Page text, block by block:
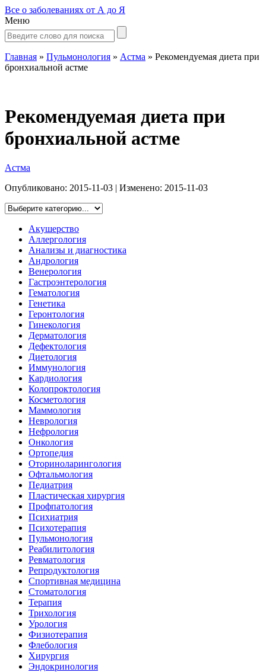
Все о заболеваниях от А до Я
Меню
Главная » Пульмонология » Астма » Рекомендуемая диета при
бронхиальной астме
Рекомендуемая диета при
бронхиальной астме
Астма
Опубликовано: 2015-11-03 | Изменено: 2015-11-03
Акушерство
Аллергология
Анализы и диагностика
Андрология
Венерология
Гастроэнтерология
Гематология
Генетика
Геронтология
Гинекология
Дерматология
Дефектология
Диетология
Иммунология
Кардиология
Колопроктология
Косметология
Маммология
Неврология
Нефрология
Онкология
Ортопедия
Оториноларингология
Офтальмология
Педиатрия
Пластическая хирургия
Профпатология
Психиатрия
Психотерапия
Пульмонология
Реабилитология
Ревматология
Репродуктология
Спортивная медицина
Стоматология
Терапия
Трихология
Урология
Физиотерапия
Флебология
Хирургия
Эндокринология